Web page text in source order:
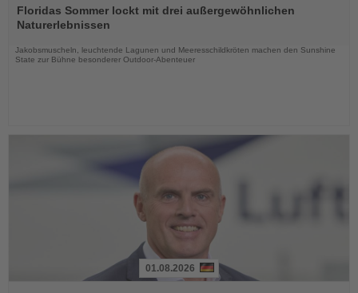
Sie
die
Floridas Sommer lockt mit drei außergewöhnlichen
Naturerlebnissen
Jakobsmuscheln, leuchtende Lagunen und Meeresschildkröten machen den Sunshine
State zur Bühne besonderer Outdoor-Abenteuer
01.08.2026